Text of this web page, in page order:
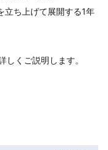
立ち上げて展開する1年
しくご説明します。